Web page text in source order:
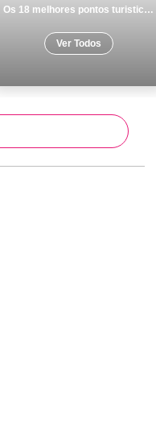
Os 18 melhores pontos turisticos para conhecer e visitar em Albufeira
Ver Todos